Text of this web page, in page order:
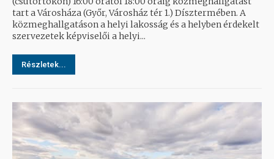
tart a Városháza (Győr, Városház tér 1.) Dísztermében. A
közmeghallgatáson a helyi lakosság és a helyben érdekelt
szervezetek képviselői a helyi...
Részletek...